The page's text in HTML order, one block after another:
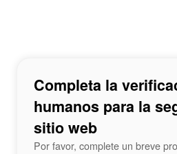
Completa la
humanos para la
sitio web
Por favor, complete un breve